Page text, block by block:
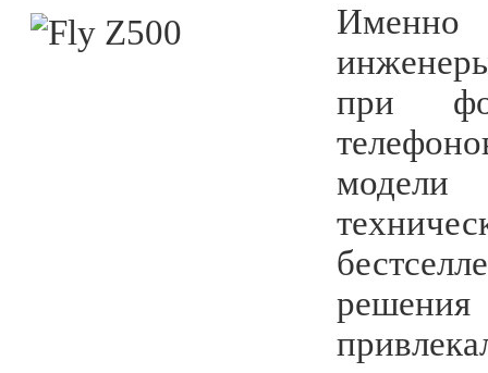
Именно
при
решения